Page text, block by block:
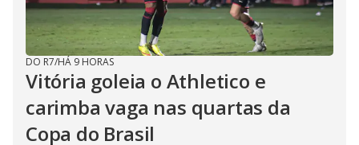
DO R7/HÁ 9 HORAS
Vitória goleia o Athletico e
carimba vaga nas quartas da
Copa do Brasil